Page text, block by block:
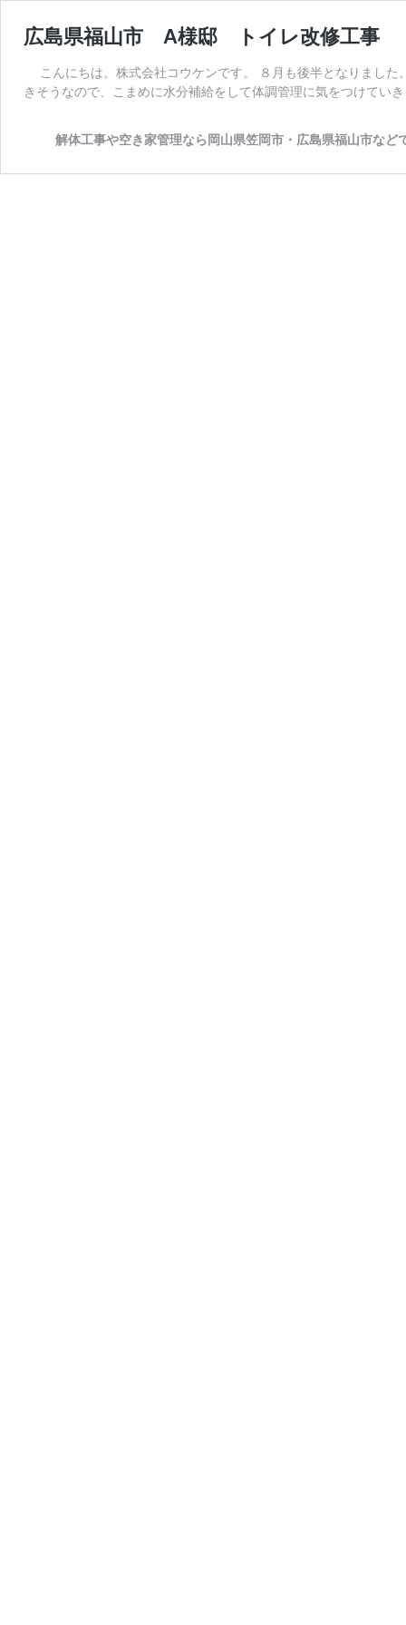
広島県福山市 A様邸 トイレ改修工事
こんにちは。株式会社コウケンです。 ８月も後半となりました
きそうなので、こまめに水分補給をして体調管理に気をつけてい
解体工事や空き家管理なら岡山県笠岡市・広島県福山市など